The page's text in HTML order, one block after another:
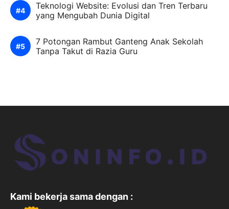
Teknologi Website: Evolusi dan Tren Terbaru
yang Mengubah Dunia Digital
7 Potongan Rambut Ganteng Anak Sekolah
Tanpa Takut di Razia Guru
Kami bekerja sama dengan :